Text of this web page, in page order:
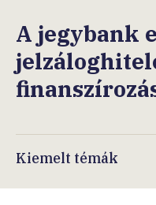
A jegybank
Kiemelt témák